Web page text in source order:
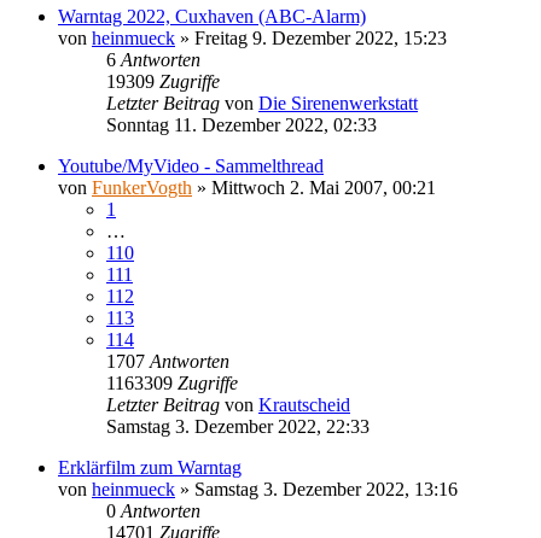
Warntag 2022, Cuxhaven (ABC-Alarm)
von heinmueck » Freitag 9. Dezember 2022, 15:23
6 Antworten
19309 Zugriffe
Letzter Beitrag von Die Sirenenwerkstatt
Sonntag 11. Dezember 2022, 02:33
Youtube/MyVideo - Sammelthread
von FunkerVogth » Mittwoch 2. Mai 2007, 00:21
1
…
110
111
112
113
114
1707 Antworten
1163309 Zugriffe
Letzter Beitrag von Krautscheid
Samstag 3. Dezember 2022, 22:33
Erklärfilm zum Warntag
von heinmueck » Samstag 3. Dezember 2022, 13:16
0 Antworten
14701 Zugriffe